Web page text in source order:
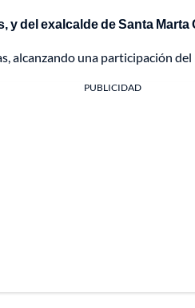
del exalcalde de Santa
alcanzando una participación
PUBLICIDAD